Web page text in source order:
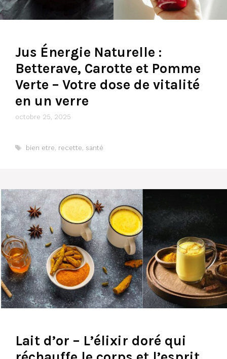
Jus Énergie Naturelle :
Betterave, Carotte et Pomme
Verte – Votre dose de vitalité
en un verre
octobre 25, 2025
Étiquettes
bien etre, recette, santé
Lait d’or – L’élixir doré qui